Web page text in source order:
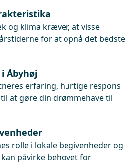
og klima kræver, at visse
for at opnå det bedste
Åbyhøj
erfaring, hurtige respons
at gøre din drømmehave til
rolle i lokale begivenheder og
påvirke behovet for